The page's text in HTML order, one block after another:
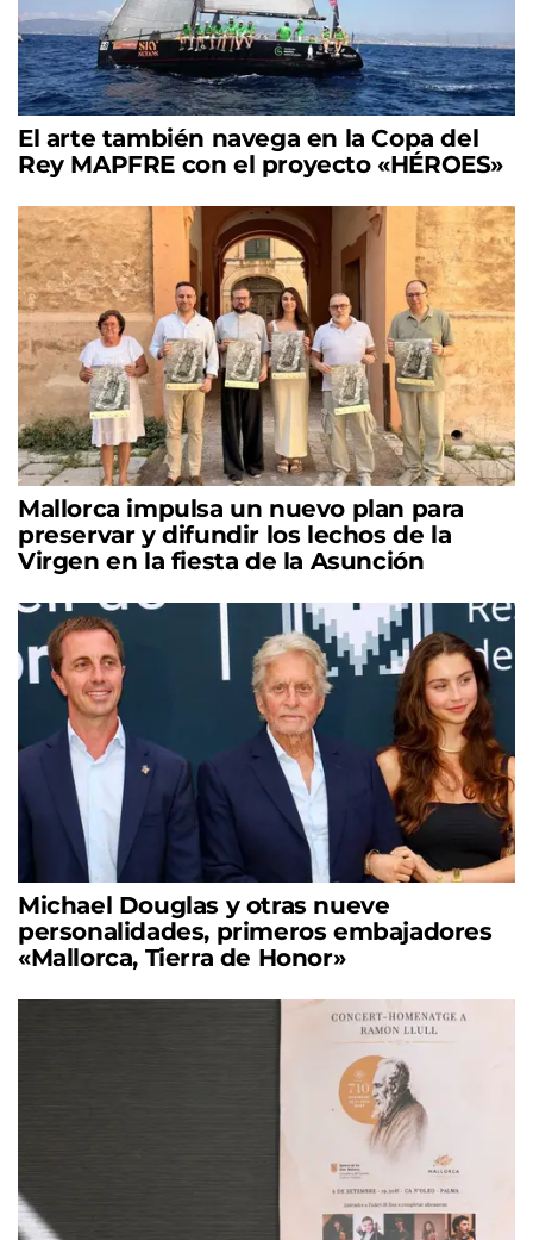
El arte también navega en la Copa del
Rey MAPFRE con el proyecto «HÉROES»
Mallorca impulsa un nuevo plan para
preservar y difundir los lechos de la
Virgen en la fiesta de la Asunción
Michael Douglas y otras nueve
personalidades, primeros embajadores
«Mallorca, Tierra de Honor»